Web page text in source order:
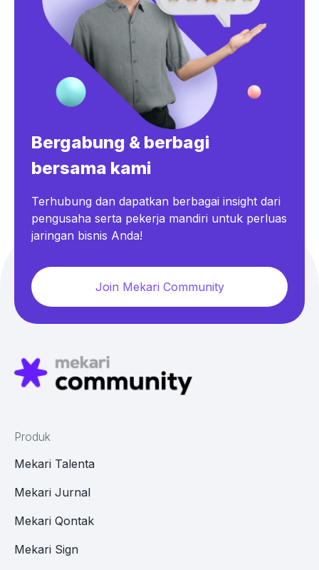
Bergabung & berbagi
bersama kami
Terhubung dan dapatkan berbagai insight dari
pengusaha serta pekerja mandiri untuk perluas
jaringan bisnis Anda!
Join Mekari Community
Produk
Mekari Talenta
Mekari Jurnal
Mekari Qontak
Mekari Sign